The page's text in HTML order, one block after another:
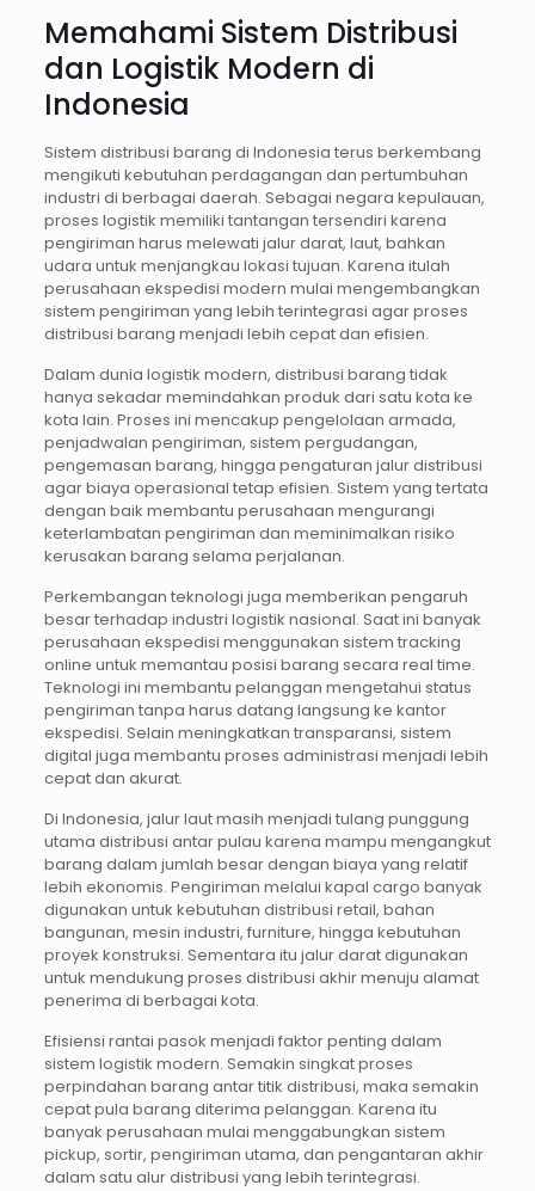
Memahami Sistem Distribusi
dan Logistik Modern di
Indonesia
Sistem distribusi barang di Indonesia terus berkembang
mengikuti kebutuhan perdagangan dan pertumbuhan
industri di berbagai daerah. Sebagai negara kepulauan,
proses logistik memiliki tantangan tersendiri karena
pengiriman harus melewati jalur darat, laut, bahkan
udara untuk menjangkau lokasi tujuan. Karena itulah
perusahaan ekspedisi modern mulai mengembangkan
sistem pengiriman yang lebih terintegrasi agar proses
distribusi barang menjadi lebih cepat dan efisien.
Dalam dunia logistik modern, distribusi barang tidak
hanya sekadar memindahkan produk dari satu kota ke
kota lain. Proses ini mencakup pengelolaan armada,
penjadwalan pengiriman, sistem pergudangan,
pengemasan barang, hingga pengaturan jalur distribusi
agar biaya operasional tetap efisien. Sistem yang tertata
dengan baik membantu perusahaan mengurangi
keterlambatan pengiriman dan meminimalkan risiko
kerusakan barang selama perjalanan.
Perkembangan teknologi juga memberikan pengaruh
besar terhadap industri logistik nasional. Saat ini banyak
perusahaan ekspedisi menggunakan sistem tracking
online untuk memantau posisi barang secara real time.
Teknologi ini membantu pelanggan mengetahui status
pengiriman tanpa harus datang langsung ke kantor
ekspedisi. Selain meningkatkan transparansi, sistem
digital juga membantu proses administrasi menjadi lebih
cepat dan akurat.
Di Indonesia, jalur laut masih menjadi tulang punggung
utama distribusi antar pulau karena mampu mengangkut
barang dalam jumlah besar dengan biaya yang relatif
lebih ekonomis. Pengiriman melalui kapal cargo banyak
digunakan untuk kebutuhan distribusi retail, bahan
bangunan, mesin industri, furniture, hingga kebutuhan
proyek konstruksi. Sementara itu jalur darat digunakan
untuk mendukung proses distribusi akhir menuju alamat
penerima di berbagai kota.
Efisiensi rantai pasok menjadi faktor penting dalam
sistem logistik modern. Semakin singkat proses
perpindahan barang antar titik distribusi, maka semakin
cepat pula barang diterima pelanggan. Karena itu
banyak perusahaan mulai menggabungkan sistem
pickup, sortir, pengiriman utama, dan pengantaran akhir
dalam satu alur distribusi yang lebih terintegrasi.